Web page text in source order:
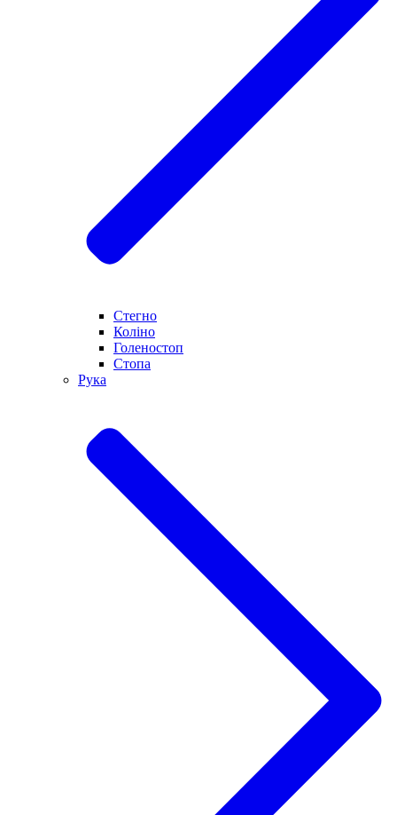
Стегно
Коліно
Голеностоп
Стопа
Рука